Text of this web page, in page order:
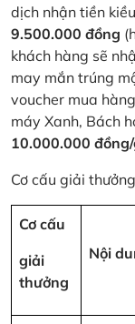
dịch nhận tiền
9.500.000 đồng
khách hàng sẽ
may mắn trúng
voucher mua
máy Xanh, Bách
10.000.000
Cơ cấu giải
Cơ cấu
giải
thưởng
Nội